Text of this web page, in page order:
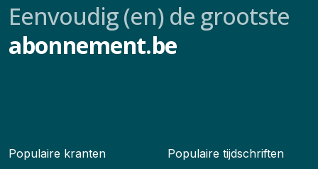
Eenvoudig (en) de grootste
abonnement.be
Populaire kranten Populaire tijdschriften